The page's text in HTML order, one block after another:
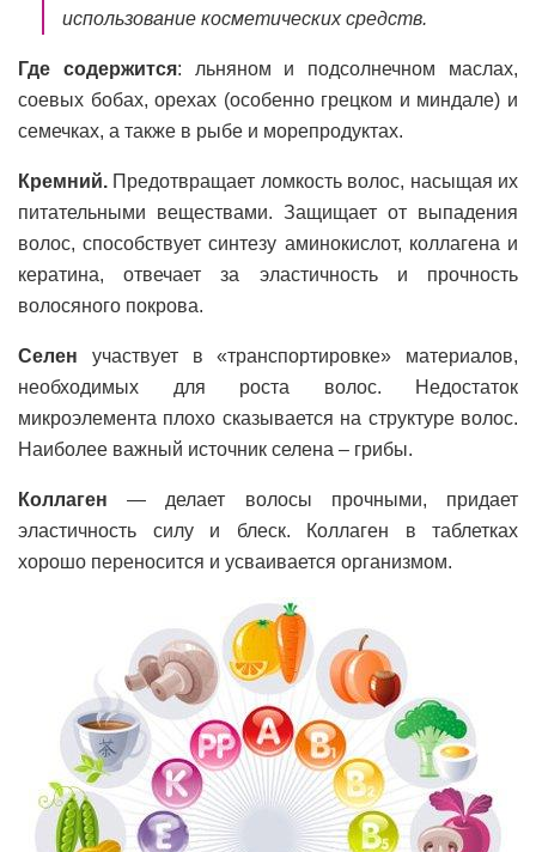
использование косметических средств.
Где содержится: льняном и подсолнечном маслах,
соевых бобах, орехах (особенно грецком и миндале) и
семечках, а также в рыбе и морепродуктах.
Кремний. Предотвращает ломкость волос, насыщая их
питательными веществами. Защищает от выпадения
волос, способствует синтезу аминокислот, коллагена и
кератина, отвечает за эластичность и прочность
волосяного покрова.
Селен участвует в «транспортировке» материалов,
необходимых для роста волос. Недостаток
микроэлемента плохо сказывается на структуре волос.
Наиболее важный источник селена – грибы.
Коллаген — делает волосы прочными, придает
эластичность силу и блеск. Коллаген в таблетках
хорошо переносится и усваивается организмом.